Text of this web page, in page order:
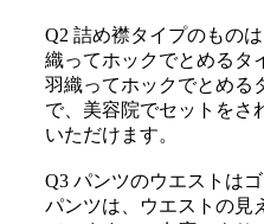
Q2 詰め襟タイプのもの
織ってホックでとめるタ
羽織ってホックでとめる
で、美容院でセットをさ
いただけます。
Q3 パンツのウエストは
パンツは、ウエストの見